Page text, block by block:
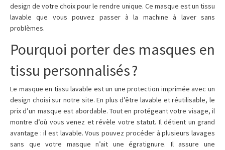
design de votre choix pour le rendre unique. Ce masque est un tissu
lavable que vous pouvez passer à la machine à laver sans
problèmes.
Pourquoi porter des masques en
tissu personnalisés ?
Le masque en tissu lavable est un une protection imprimée avec un
design choisi sur notre site. En plus d’être lavable et réutilisable, le
prix d’un masque est abordable. Tout en protégeant votre visage, il
montre d’où vous venez et révèle votre statut. Il détient un grand
avantage : il est lavable. Vous pouvez procéder à plusieurs lavages
sans que votre masque n’ait une égratignure. Il assure une